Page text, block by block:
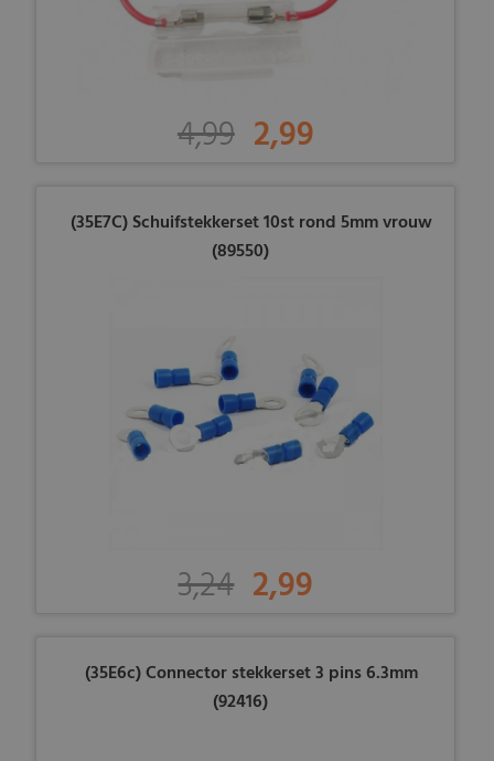
4,99 2,99
(35E7C) Schuifstekkerset 10st rond 5mm vrouw
(89550)
3,24 2,99
(35E6c) Connector stekkerset 3 pins 6.3mm
(92416)